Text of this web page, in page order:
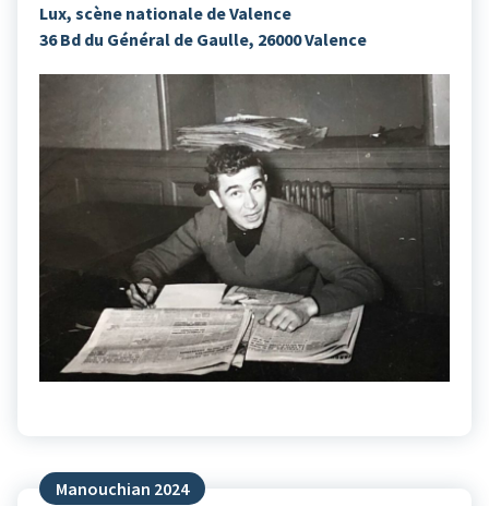
Lux, scène nationale de Valence
36 Bd du Général de Gaulle, 26000 Valence
Manouchian 2024